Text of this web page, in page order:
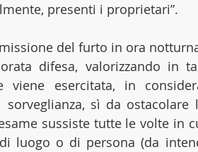
presenti i proprietari”.
del furto in ora
difesa, valorizzando in
esercitata, in
sì da ostacolare
sussiste tutte le volte in
luogo o di persona (da